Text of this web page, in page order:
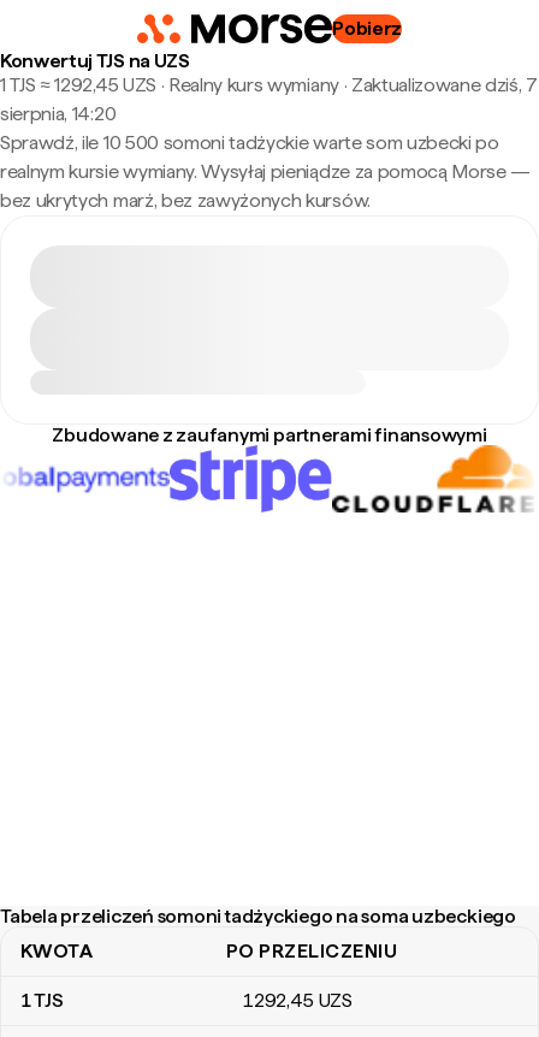
Pobierz
Konwertuj TJS na UZS
1 TJS ≈ 1292,45 UZS · Realny kurs wymiany· Zaktualizowane dziś, 7
sierpnia, 14:20
Sprawdź, ile 10 500 somoni tadżyckie warte som uzbecki po
realnym kursie wymiany. Wysyłaj pieniądze za pomocą Morse —
bez ukrytych marż, bez zawyżonych kursów.
Zbudowane z zaufanymi partnerami finansowymi
Tabela przeliczeń somoni tadżyckiego na soma uzbeckiego
Tabela przeliczeń somoni tadżyckiego na soma uzbeckiego
KWOTA PO PRZELICZENIU
1TJS 1292,45 UZS